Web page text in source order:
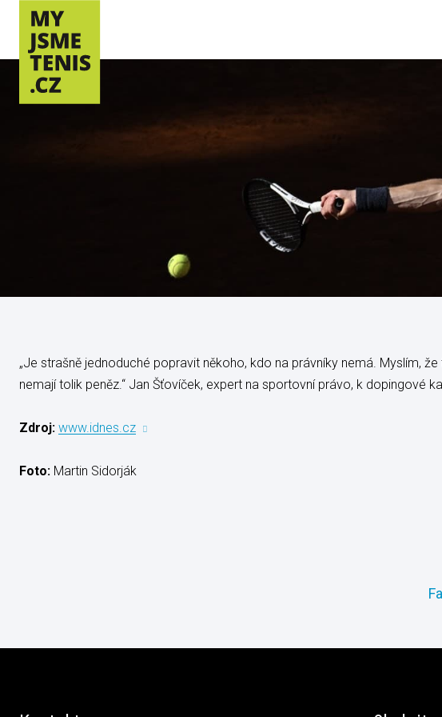
„Je strašně jednoduché popravit někoho, kdo na právníky nemá. Myslím,
nemají tolik peněz.“ Jan Šťovíček, expert na sportovní právo, k dopingové
Zdroj: www.idnes.cz
Foto: Martin Sidorják